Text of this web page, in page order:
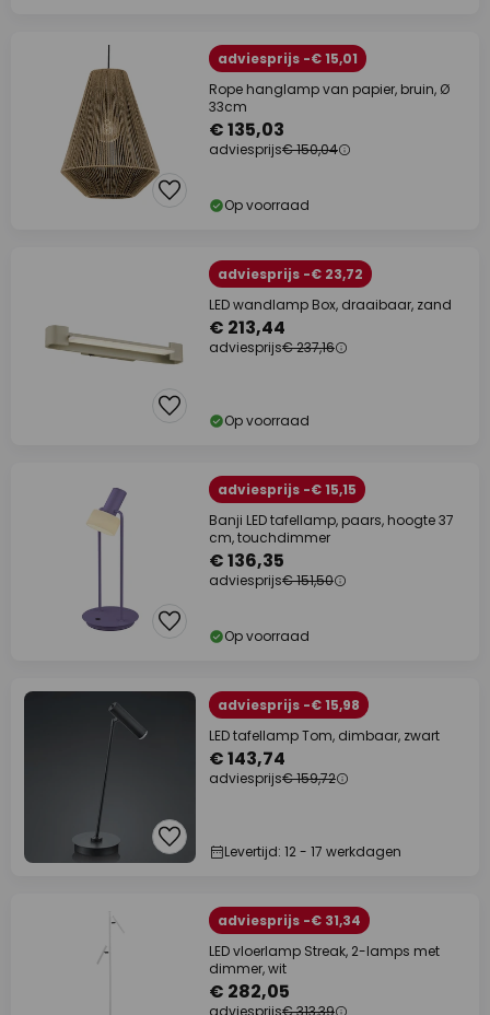
adviesprijs -€ 15,01
Rope hanglamp van papier, bruin, Ø
33cm
€ 135,03
adviesprijs€ 150,04
Op voorraad
adviesprijs -€ 23,72
LED wandlamp Box, draaibaar, zand
€ 213,44
adviesprijs€ 237,16
Op voorraad
adviesprijs -€ 15,15
Banji LED tafellamp, paars, hoogte 37
cm, touchdimmer
€ 136,35
adviesprijs€ 151,50
Op voorraad
adviesprijs -€ 15,98
LED tafellamp Tom, dimbaar, zwart
€ 143,74
adviesprijs€ 159,72
Levertijd: 12 - 17 werkdagen
adviesprijs -€ 31,34
LED vloerlamp Streak, 2-lamps met
dimmer, wit
€ 282,05
adviesprijs€ 313,39